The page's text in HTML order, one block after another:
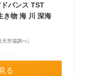
バンス TST
き物 海 川 深海
市場調べ）
ップ！／
る